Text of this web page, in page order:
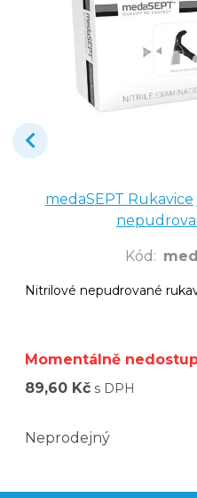
medaSEPT
Kód :
Nitrilové nepudrované
Momentálně
89,60 Kč s DPH
Neprodejný